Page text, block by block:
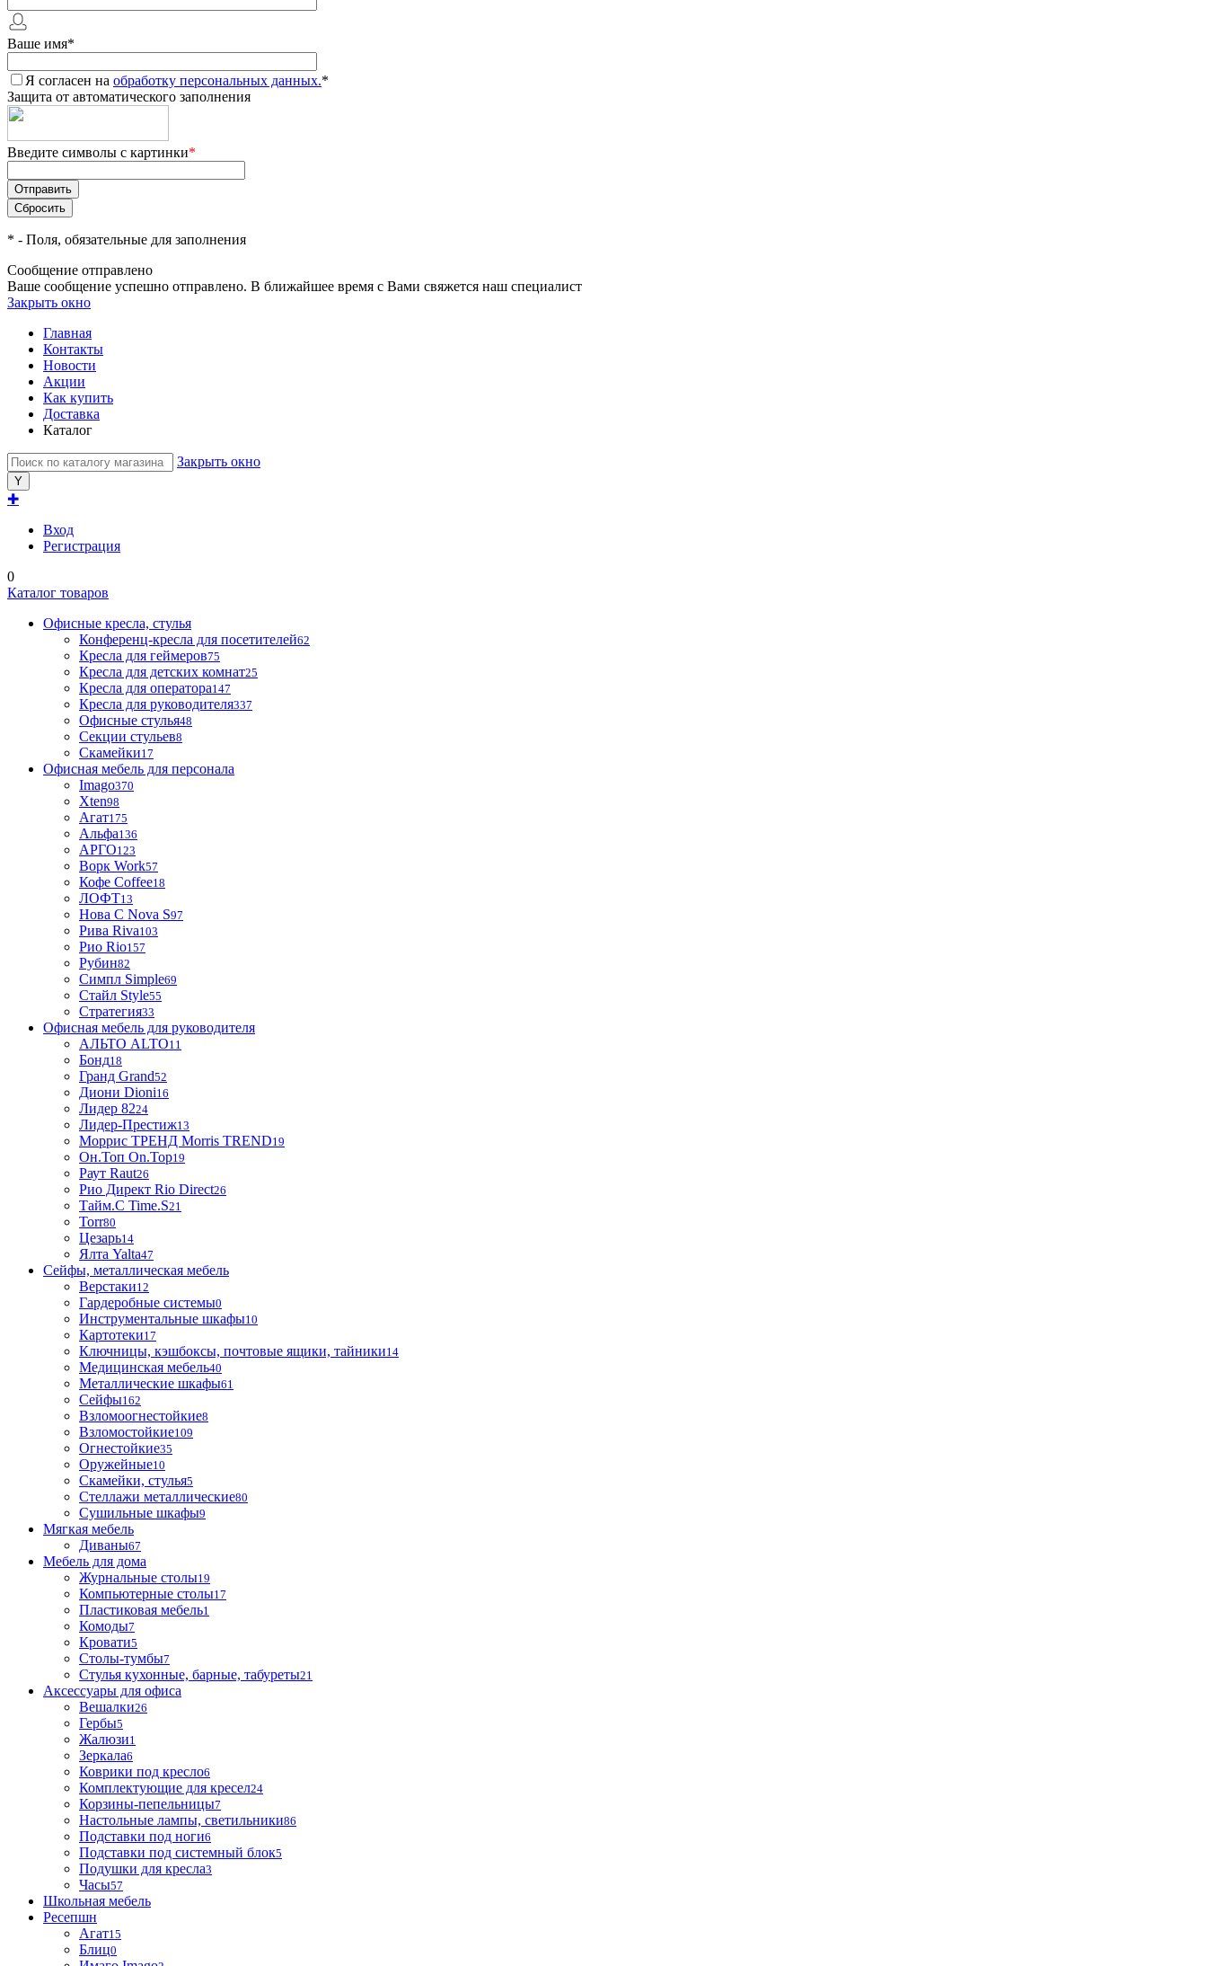
Ваше имя*
Я согласен на обработку персональных данных.*
Защита от автоматического заполнения
Введите символы с картинки*
* - Поля, обязательные для заполнения
Сообщение отправлено
Ваше сообщение успешно отправлено. В ближайшее время с Вами свяжется наш специалист
Закрыть окно
Главная
Контакты
Новости
Акции
Как купить
Доставка
Каталог
Закрыть окно
✚
Вход
Регистрация
0
Каталог товаров
Офисные кресла, стулья
Конференц-кресла для посетителей62
Кресла для геймеров75
Кресла для детских комнат25
Кресла для оператора147
Кресла для руководителя337
Офисные стулья48
Секции стульев8
Скамейки17
Офисная мебель для персонала
Imago370
Xten98
Агат175
Альфа136
АРГО123
Ворк Work57
Кофе Coffee18
ЛОФТ13
Нова С Nova S97
Рива Riva103
Рио Rio157
Рубин82
Симпл Simple69
Стайл Style55
Стратегия33
Офисная мебель для руководителя
АЛЬТО ALTO11
Бонд18
Гранд Grand52
Диони Dioni16
Лидер 8224
Лидер-Престиж13
Моррис ТРЕНД Morris TREND19
Он.Топ On.Top19
Раут Raut26
Рио Директ Rio Direct26
Тайм.С Time.S21
Torr80
Цезарь14
Ялта Yalta47
Сейфы, металлическая мебель
Верстаки12
Гардеробные системы0
Инструментальные шкафы10
Картотеки17
Ключницы, кэшбоксы, почтовые ящики, тайники14
Медицинская мебель40
Металлические шкафы61
Сейфы162
Взломоогнестойкие8
Взломостойкие109
Огнестойкие35
Оружейные10
Скамейки, стулья5
Стеллажи металлические80
Сушильные шкафы9
Мягкая мебель
Диваны67
Мебель для дома
Журнальные столы19
Компьютерные столы17
Пластиковая мебель1
Комоды7
Кровати5
Столы-тумбы7
Стулья кухонные, барные, табуреты21
Аксессуары для офиса
Вешалки26
Гербы5
Жалюзи1
Зеркала6
Коврики под кресло6
Комплектующие для кресел24
Корзины-пепельницы7
Настольные лампы, светильники86
Подставки под ноги6
Подставки под системный блок5
Подушки для кресла3
Часы57
Школьная мебель
Ресепшн
Агат15
Блиц0